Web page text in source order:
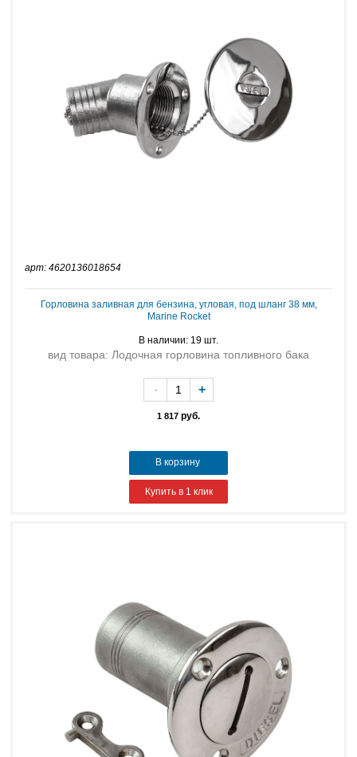
арт: 4620136018654
Горловина заливная для бензина, угловая, под шланг 38 мм,
Marine Rocket
В наличии: 19 шт.
вид товара: Лодочная горловина топливного бака
1 817 руб.
- +
В корзину
Купить в 1 клик